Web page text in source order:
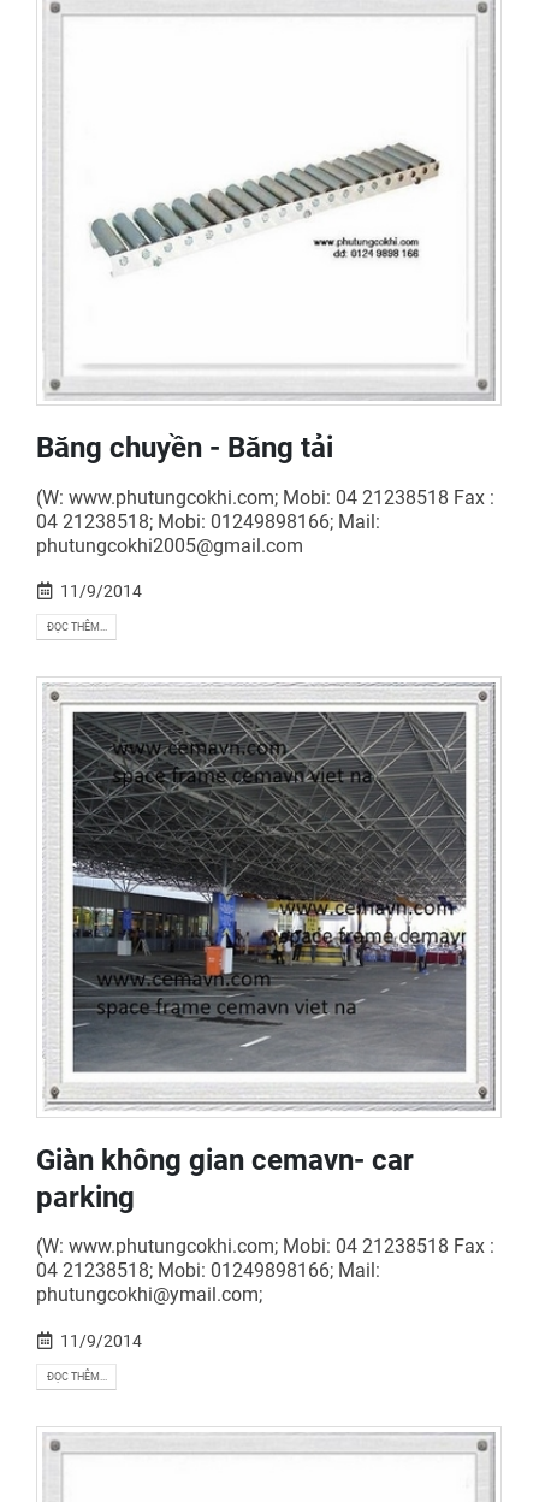
Băng chuyền - Băng tải
(W: www.phutungcokhi.com; Mobi: 04 21238518 Fax :
04 21238518; Mobi: 01249898166; Mail:
phutungcokhi2005@gmail.com
11/9/2014
ĐỌC THÊM...
Giàn không gian cemavn- car
parking
(W: www.phutungcokhi.com; Mobi: 04 21238518 Fax :
04 21238518; Mobi: 01249898166; Mail:
phutungcokhi@ymail.com;
11/9/2014
ĐỌC THÊM...